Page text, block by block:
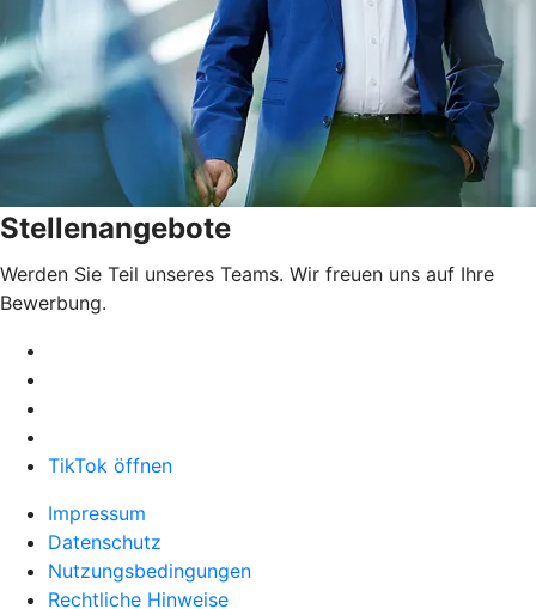
Stellenangebote
Werden Sie Teil unseres Teams. Wir freuen uns auf Ihre
Bewerbung.
TikTok öffnen
Impressum
Datenschutz
Nutzungsbedingungen
Rechtliche Hinweise